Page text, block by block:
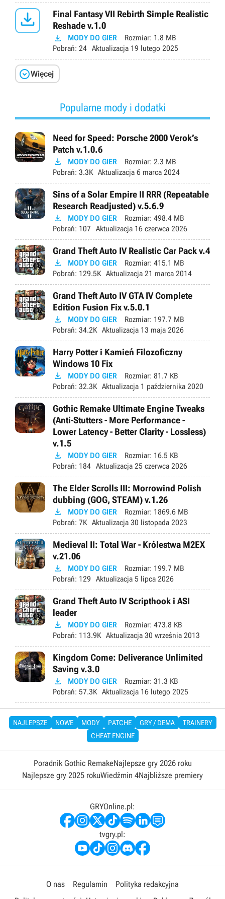

Final Fantasy VII Rebirth Simple Realistic
Reshade v.1.0
 MODY DO GIER Rozmiar: 1.8 MB
Pobrań: 24 Aktualizacja 19 lutego 2025
Więcej
Popularne mody i dodatki
Need for Speed: Porsche 2000 Verok’s
Patch v.1.0.6
 MODY DO GIER Rozmiar: 2.3 MB
Pobrań: 3.3K Aktualizacja 6 marca 2024
Sins of a Solar Empire II RRR (Repeatable
Research Readjusted) v.5.6.9
 MODY DO GIER Rozmiar: 498.4 MB
Pobrań: 107 Aktualizacja 16 czerwca 2026
Grand Theft Auto IV Realistic Car Pack v.4
 MODY DO GIER Rozmiar: 415.1 MB
Pobrań: 129.5K Aktualizacja 21 marca 2014
Grand Theft Auto IV GTA IV Complete
Edition Fusion Fix v.5.0.1
 MODY DO GIER Rozmiar: 197.7 MB
Pobrań: 34.2K Aktualizacja 13 maja 2026
Harry Potter i Kamień Filozoficzny
Windows 10 Fix
 MODY DO GIER Rozmiar: 81.7 KB
Pobrań: 32.3K Aktualizacja 1 października 2020
Gothic Remake Ultimate Engine Tweaks
(Anti-Stutters - More Performance -
Lower Latency - Better Clarity - Lossless)
v.1.5
 MODY DO GIER Rozmiar: 16.5 KB
Pobrań: 184 Aktualizacja 25 czerwca 2026
The Elder Scrolls III: Morrowind Polish
dubbing (GOG, STEAM) v.1.26
 MODY DO GIER Rozmiar: 1869.6 MB
Pobrań: 7K Aktualizacja 30 listopada 2023
Medieval II: Total War - Królestwa M2EX
v.21.06
 MODY DO GIER Rozmiar: 199.7 MB
Pobrań: 129 Aktualizacja 5 lipca 2026
Grand Theft Auto IV Scripthook i ASI
leader
 MODY DO GIER Rozmiar: 473.8 KB
Pobrań: 113.9K Aktualizacja 30 września 2013
Kingdom Come: Deliverance Unlimited
Saving v.3.0
 MODY DO GIER Rozmiar: 31.3 KB
Pobrań: 57.3K Aktualizacja 16 lutego 2025
NAJLEPSZE NOWE MODY PATCHE GRY / DEMA
TRAINERY
CHEAT ENGINE
Poradnik Gothic RemakeNajlepsze gry 2026 roku
Najlepsze gry 2025 rokuWiedźmin 4Najbliższe premiery
GRYOnline.pl:
tvgry.pl:
O nas Regulamin
Polityka redakcyjna